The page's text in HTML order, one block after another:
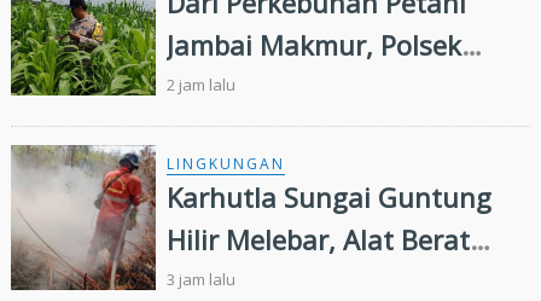
Jambai Makmur, Polsek
Kandis Kembangkan
Swasembada Pangan
Nasional
2 jam lalu
LINGKUNGAN
Karhutla Sungai Guntung
Hilir Melebar, Alat Berat
Tambahan dan Heli Water
3 jam lalu